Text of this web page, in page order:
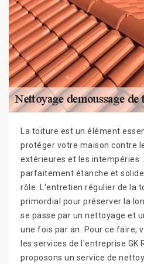
La toiture est un élément
protéger votre maison contre
extérieures et les intempéries.
parfaitement étanche et
rôle. L'entretien régulier de la
primordial pour préserver la
se passe par un nettoyage et
une fois par an. Pour ce faire,
les services de l'entreprise GK
proposons un service de